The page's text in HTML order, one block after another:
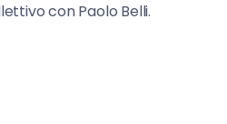
con Paolo Belli.